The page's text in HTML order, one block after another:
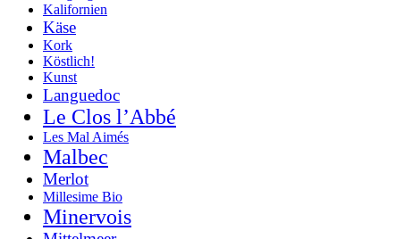
Kalifornien
Käse
Kork
Köstlich!
Kunst
Languedoc
Le Clos l’Abbé
Les Mal Aimés
Malbec
Merlot
Millesime Bio
Minervois